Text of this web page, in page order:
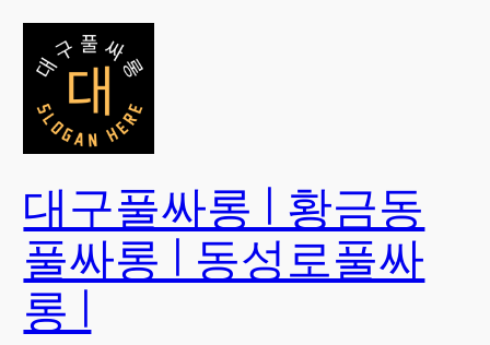
콘
가
기대구풀싸롱 | 황금동
풀싸롱 | 동성로풀싸
롱 |